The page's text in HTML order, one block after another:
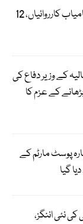
بلوچستان میں سیکیورٹی فورسز کی کامیاب کارروائیاں، 12
کے وزیر دفاع کی
کے عزم کا
پوسٹ مارٹم کے
نئی اننگز،